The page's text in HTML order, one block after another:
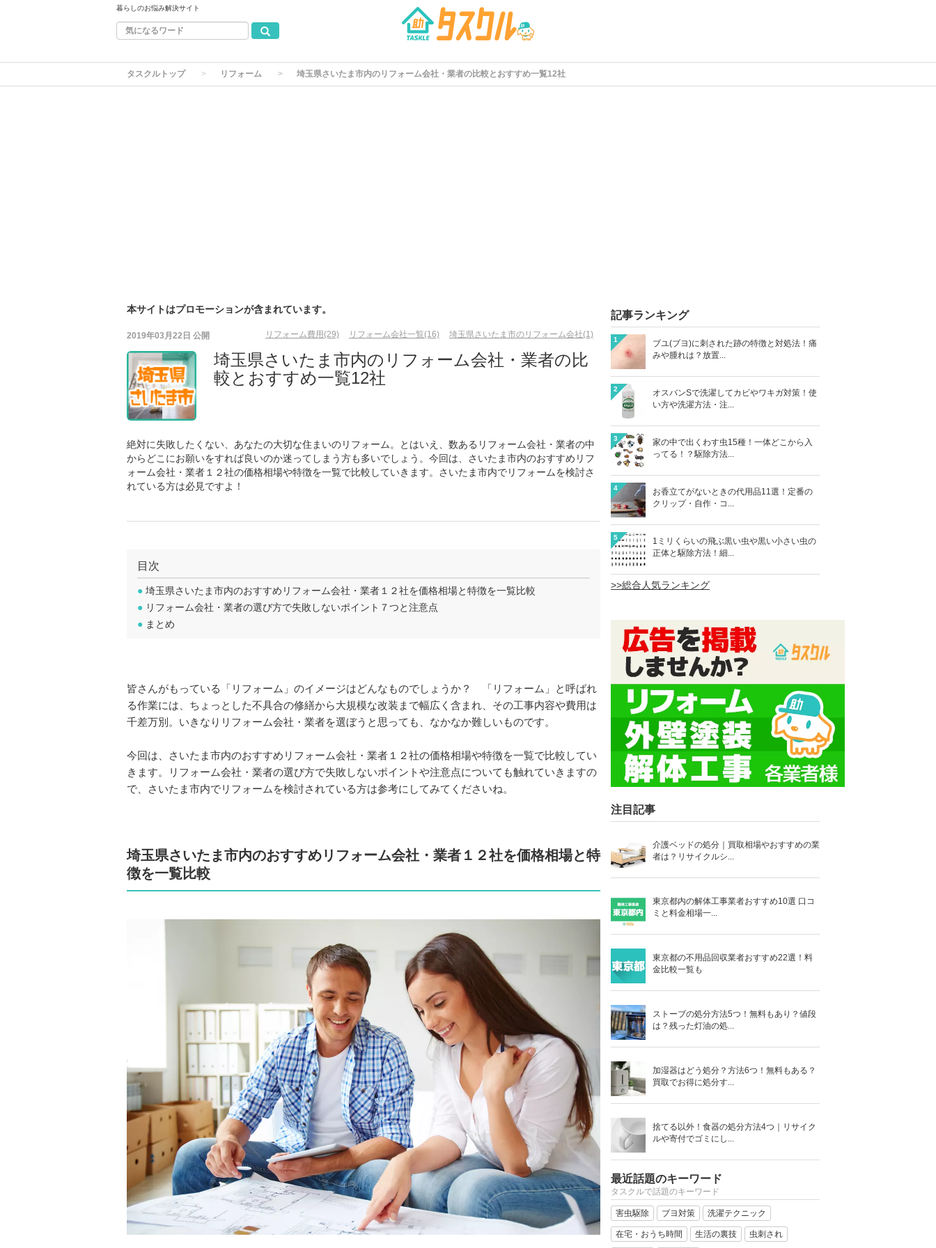
暮らしのお悩み解決サイト
タスクルトップ リフォーム 埼玉県さいたま市内のリフォーム会社・業者の比較とおすすめ一覧12社
本サイトはプロモーションが含まれています。
2019年03月22日 公開 リフォーム費用(29) リフォーム会社一覧(16) 埼玉県さいたま市のリフォーム会社(1)
埼玉県さいたま市内のリフォーム会社・業者の比
較とおすすめ一覧12社
絶対に失敗したくない、あなたの大切な住まいのリフォーム。とはいえ、数あるリフォーム会社・業者の中
からどこにお願いをすれば良いのか迷ってしまう方も多いでしょう。今回は、さいたま市内のおすすめリフ
ォーム会社・業者１２社の価格相場や特徴を一覧で比較していきます。さいたま市内でリフォームを検討さ
れている方は必見ですよ！
目次
● 埼玉県さいたま市内のおすすめリフォーム会社・業者１２社を価格相場と特徴を一覧比較
● リフォーム会社・業者の選び方で失敗しないポイント７つと注意点
● まとめ
皆さんがもっている「リフォーム」のイメージはどんなものでしょうか？ 「リフォーム」と呼ばれ
る作業には、ちょっとした不具合の修繕から大規模な改装まで幅広く含まれ、その工事内容や費用は
千差万別。いきなりリフォーム会社・業者を選ぼうと思っても、なかなか難しいものです。
今回は、さいたま市内のおすすめリフォーム会社・業者１２社の価格相場や特徴を一覧で比較してい
きます。リフォーム会社・業者の選び方で失敗しないポイントや注意点についても触れていきますの
で、さいたま市内でリフォームを検討されている方は参考にしてみてくださいね。
埼玉県さいたま市内のおすすめリフォーム会社・業者１２社を価格相場と特
徴を一覧比較
記事ランキング
1
ブユ(ブヨ)に刺された跡の特徴と対処法！痛
みや腫れは？放置...
2
オスバンSで洗濯してカビやワキガ対策！使
い方や洗濯方法・注...
3
家の中で出くわす虫15種！一体どこから入
ってる！？駆除方法...
4
お香立てがないときの代用品11選！定番の
クリップ・自作・コ...
5
1ミリくらいの飛ぶ黒い虫や黒い小さい虫の
正体と駆除方法！細...
>>総合人気ランキング
注目記事
介護ベッドの処分｜買取相場やおすすめの業
者は？リサイクルシ...
東京都内の解体工事業者おすすめ10選 口コ
ミと料金相場一...
東京都の不用品回収業者おすすめ22選！料
金比較一覧も
ストーブの処分方法5つ！無料もあり？値段
は？残った灯油の処...
加湿器はどう処分？方法6つ！無料もある？
買取でお得に処分す...
捨てる以外！食器の処分方法4つ｜リサイク
ルや寄付でゴミにし...
最近話題のキーワード
タスクルで話題のキーワード
害虫駆除 ブヨ対策 洗濯テクニック
在宅・おうち時間 生活の裏技 虫刺され